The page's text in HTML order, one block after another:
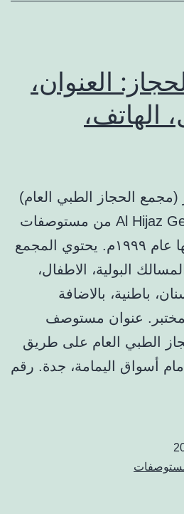
العنوان،
الهاتف،
الحجاز الطبي العام)
Al Hijaz General Medical Clinic من مستوصفات
جدة التي بدأت أعمالها عام ١٩٩٩م. يحتوي المجمع
البولية، الاطفال،
باطنية، بالاضافة
عنوان مستوصف
الطبي العام على طريق
أسواق اليمامة، جدة. رقم
أوقات